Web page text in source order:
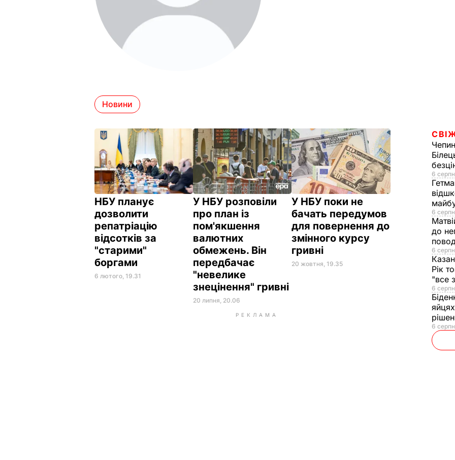
Новини
НБУ планує
дозволити
репатріацію
відсотків за
"старими"
боргами
6 лютого, 19.31
У НБУ розповіли
про план із
пом'якшення
валютних
обмежень. Він
передбачає
"невелике
знецінення" гривні
20 липня, 20.06
У НБУ поки не
бачать передумов
для повернення до
змінного курсу
гривні
20 жовтня, 19.35
РЕКЛАМА
6
6
до
6
Рік
"все
6
6